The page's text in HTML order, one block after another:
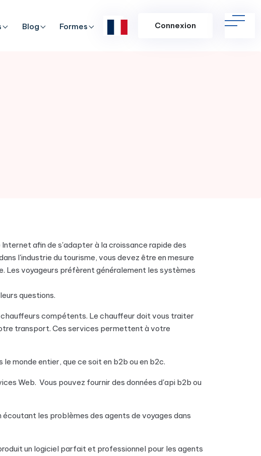
Blog Formes Connexion
afin de s'adapter à la croissance rapide des
l'industrie du tourisme, vous devez être en mesure
Les voyageurs préfèrent généralement les systèmes
questions.
compétents. Le chauffeur doit vous traiter
transport. Ces services permettent à votre
monde entier, que ce soit en b2b ou en b2c.
Web. Vous pouvez fournir des données d'api b2b ou
les problèmes des agents de voyages dans
un logiciel parfait et professionnel pour les agents